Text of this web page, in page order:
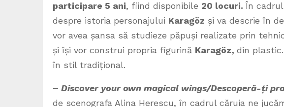
participare 5 ani, fiind disponibile 20 locuri. În
despre istoria personajului Karagöz și va descrie în
vor avea șansa să studieze păpuși realizate prin
și își vor construi propria figurină Karagöz, din
în stil tradițional.
– Discover your own magical wings/Descoperă-ți
de scenografa Alina Herescu, în cadrul căruia ne